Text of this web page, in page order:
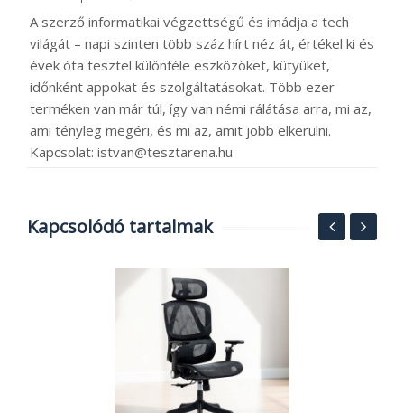
A szerző informatikai végzettségű és imádja a tech
világát – napi szinten több száz hírt néz át, értékel ki és
évek óta tesztel különféle eszközöket, kütyüket,
időnként appokat és szolgáltatásokat. Több ezer
terméken van már túl, így van némi rálátása arra, mi az,
ami tényleg megéri, és mi az, amit jobb elkerülni.
Kapcsolat: istvan@tesztarena.hu
Kapcsolódó tartalmak